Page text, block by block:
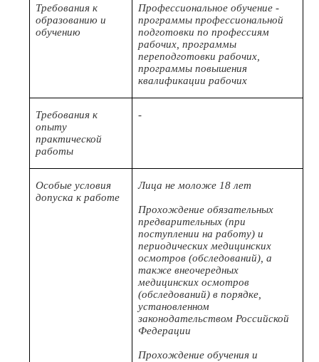
Требования к
образованию и
обучению
Профессиональное обучение -
программы профессиональной
подготовки по профессиям
рабочих, программы
переподготовки рабочих,
программы повышения
квалификации рабочих
Требования к
опыту
практической
работы
-
Особые условия
допуска к работе
Лица не моложе 18 лет
Прохождение обязательных
предварительных (при
поступлении на работу) и
периодических медицинских
осмотров (обследований), а
также внеочередных
медицинских осмотров
(обследований) в порядке,
установленном
законодательством Российской
Федерации
Прохождение обучения и